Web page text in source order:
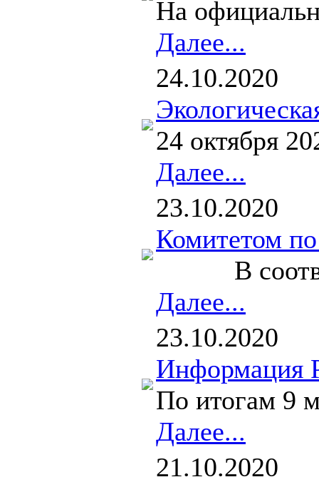
На
Далее...
24.10.2020
24 октября
Далее...
23.10.2020
Комитетом по
В
Далее...
23.10.2020
Информация
По итогам 9
Далее...
21.10.2020